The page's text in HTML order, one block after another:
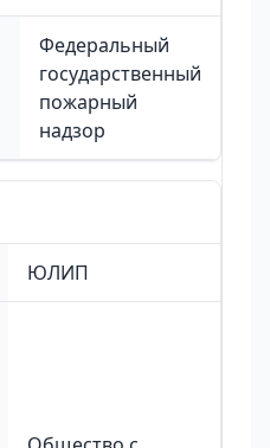
Федеральный
государственный
пожарный
надзор
ЮЛИП